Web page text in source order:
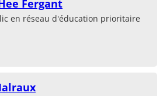
Fergant
en réseau d'éducation prioritaire